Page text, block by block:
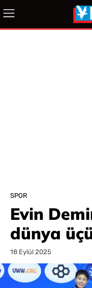
SPOR
Evin
dünya
18 Eylül 2025